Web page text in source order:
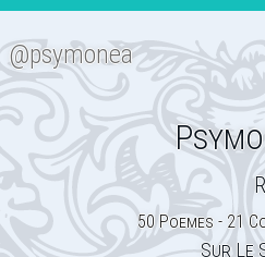
@psymonea
50 Poemes - 21
Sur Le